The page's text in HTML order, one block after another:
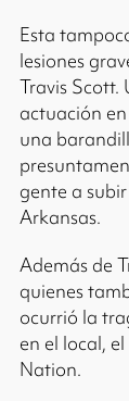
Esta
lesiones
Travis
actuación
una
gente a
Arkansas.
Además de
quienes
ocurrió la
en el local,
Nation.